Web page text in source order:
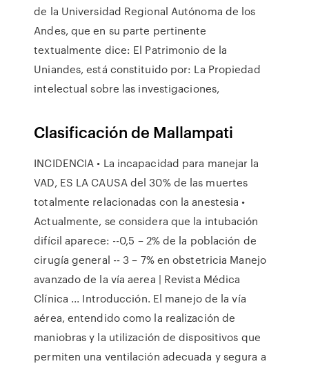
de la Universidad Regional Autónoma de los
Andes, que en su parte pertinente
textualmente dice: El Patrimonio de la
Uniandes, está constituido por: La Propiedad
intelectual sobre las investigaciones,
Clasificación de Mallampati
INCIDENCIA • La incapacidad para manejar la
VAD, ES LA CAUSA del 30% de las muertes
totalmente relacionadas con la anestesia •
Actualmente, se considera que la intubación
difícil aparece: --0,5 – 2% de la población de
cirugía general -- 3 – 7% en obstetricia Manejo
avanzado de la vía aerea | Revista Médica
Clínica ... Introducción. El manejo de la vía
aérea, entendido como la realización de
maniobras y la utilización de dispositivos que
permiten una ventilación adecuada y segura a